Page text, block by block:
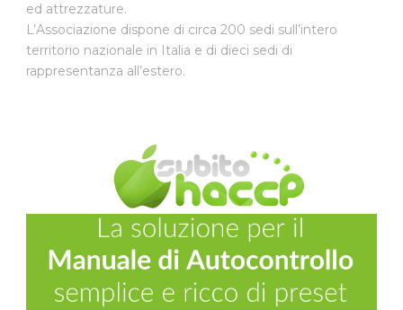
ed attrezzature.
L’Associazione dispone di circa 200 sedi sull’intero
territorio nazionale in Italia e di dieci sedi di
rappresentanza all’estero.